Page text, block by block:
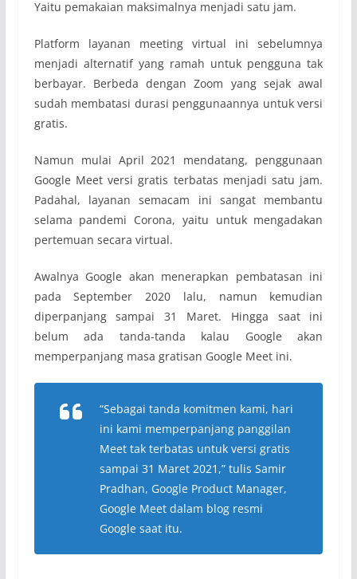
Yaitu pemakaian maksimalnya menjadi satu jam.
Platform layanan meeting virtual ini sebelumnya
menjadi alternatif yang ramah untuk pengguna tak
berbayar. Berbeda dengan Zoom yang sejak awal
sudah membatasi durasi penggunaannya untuk versi
gratis.
Namun mulai April 2021 mendatang, penggunaan
Google Meet versi gratis terbatas menjadi satu jam.
Padahal, layanan semacam ini sangat membantu
selama pandemi Corona, yaitu untuk mengadakan
pertemuan secara virtual.
Awalnya Google akan menerapkan pembatasan ini
pada September 2020 lalu, namun kemudian
diperpanjang sampai 31 Maret. Hingga saat ini
belum ada tanda-tanda kalau Google akan
memperpanjang masa gratisan Google Meet ini.
“Sebagai tanda komitmen kami, hari
ini kami memperpanjang panggilan
Meet tak terbatas untuk versi gratis
sampai 31 Maret 2021,” tulis Samir
Pradhan, Google Product Manager,
Google Meet dalam blog resmi
Google saat itu.